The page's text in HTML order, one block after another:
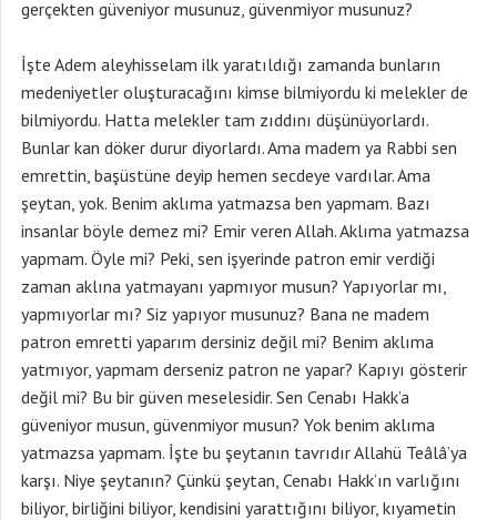
gerçekten güveniyor musunuz, güvenmiyor musunuz?
İşte Adem aleyhisselam ilk yaratıldığı zamanda bunların
medeniyetler oluşturacağını kimse bilmiyordu ki melekler de
bilmiyordu. Hatta melekler tam zıddını düşünüyorlardı.
Bunlar kan döker durur diyorlardı. Ama madem ya Rabbi sen
emrettin, başüstüne deyip hemen secdeye vardılar. Ama
şeytan, yok. Benim aklıma yatmazsa ben yapmam. Bazı
insanlar böyle demez mi? Emir veren Allah. Aklıma yatmazsa
yapmam. Öyle mi? Peki, sen işyerinde patron emir verdiği
zaman aklına yatmayanı yapmıyor musun? Yapıyorlar mı,
yapmıyorlar mı? Siz yapıyor musunuz? Bana ne madem
patron emretti yaparım dersiniz değil mi? Benim aklıma
yatmıyor, yapmam derseniz patron ne yapar? Kapıyı gösterir
değil mi? Bu bir güven meselesidir. Sen Cenabı Hakk’a
güveniyor musun, güvenmiyor musun? Yok benim aklıma
yatmazsa yapmam. İşte bu şeytanın tavrıdır Allahü Teâlâ’ya
karşı. Niye şeytanın? Çünkü şeytan, Cenabı Hakk’ın varlığını
biliyor, birliğini biliyor, kendisini yarattığını biliyor, kıyametin